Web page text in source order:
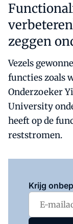
zeggen
Vezels
functies zoals
Onderzoeker
University
heeft op de
reststromen.
Krijg